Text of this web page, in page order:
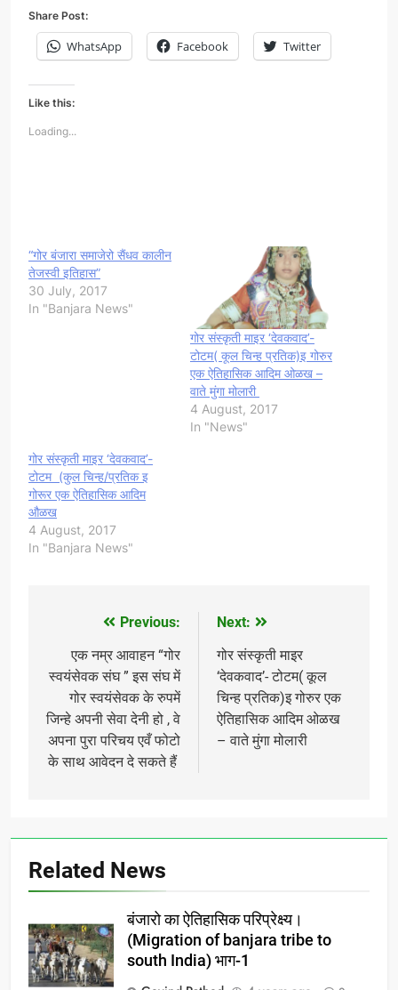
Share Post:
WhatsApp Facebook Twitter
Like this:
Loading...
“गोर बंजारा समाजेरो सैंधव कालीन
तेजस्वी इतिहास”
30 July, 2017
In "Banjara News"
गोर संस्कृती माइर ‘देवकवाद’-
टोटम( कूल चिन्ह प्रतिक)इ गोरुर
एक ऐतिहासिक आदिम ओळख –
वाते मुंगा मोलारी
4 August, 2017
In "News"
गोर संस्कृती माइर ‘देवकवाद’-
टोटम (कुल चिन्ह/प्रतिक इ
गोरूर एक ऐतिहासिक आदिम
औळख
4 August, 2017
In "Banjara News"
navigation
Previous:
एक नम्र आवाहन “गोर
स्वयंसेवक संघ ” इस संघ में
गोर स्वयंसेवक के रुपमें
जिन्हे अपनी सेवा देनी हो , वे
अपना पुरा परिचय एवँ फोटो
के साथ आवेदन दे सकते हैं
Next:
गोर संस्कृती माइर
‘देवकवाद’- टोटम( कूल
चिन्ह प्रतिक)इ गोरुर एक
ऐतिहासिक आदिम ओळख
– वाते मुंगा मोलारी
Related News
बंजारो का ऐतिहासिक परिप्रेक्ष्य।
(Migration of banjara tribe to
south India) भाग-1